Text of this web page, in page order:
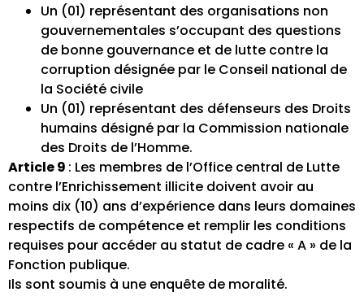
Un (01) représentant des organisations non
gouvernementales s’occupant des questions
de bonne gouvernance et de lutte contre la
corruption désignée par le Conseil national de
la Société civile
Un (01) représentant des défenseurs des Droits
humains désigné par la Commission nationale
des Droits de l’Homme.
Article 9 : Les membres de l’Office central de Lutte
contre l’Enrichissement illicite doivent avoir au
moins dix (10) ans d’expérience dans leurs domaines
respectifs de compétence et remplir les conditions
requises pour accéder au statut de cadre « A » de la
Fonction publique.
Ils sont soumis à une enquête de moralité.